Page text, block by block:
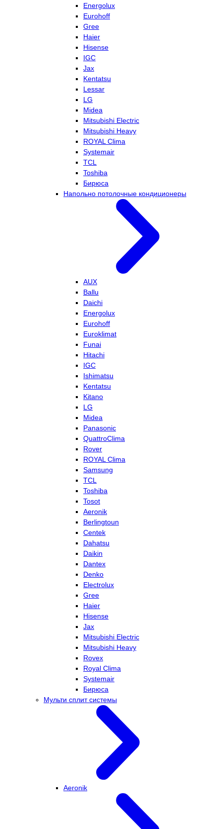
Energolux
Eurohoff
Gree
Haier
Hisense
IGC
Jax
Kentatsu
Lessar
LG
Midea
Mitsubishi Electric
Mitsubishi Heavy
ROYAL Clima
Systemair
TCL
Toshiba
Бирюса
Напольно потолочные кондиционеры
AUX
Ballu
Daichi
Energolux
Eurohoff
Euroklimat
Funai
Hitachi
IGC
Ishimatsu
Kentatsu
Kitano
LG
Midea
Panasonic
QuattroClima
Rover
ROYAL Clima
Samsung
TCL
Toshiba
Tosot
Aeronik
Berlingtoun
Centek
Dahatsu
Daikin
Dantex
Denko
Electrolux
Gree
Haier
Hisense
Jax
Mitsubishi Electric
Mitsubishi Heavy
Rovex
Royal Clima
Systemair
Бирюса
Мульти сплит системы
Aeronik